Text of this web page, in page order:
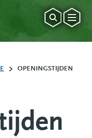
OPENINGSTIJDEN